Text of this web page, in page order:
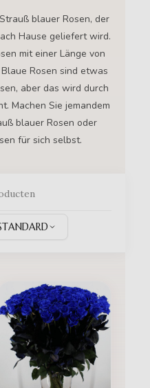
blauer Rosen, der
Hause geliefert wird.
mit einer Länge von
Rosen sind etwas
aber das wird durch
Machen Sie jemandem
blauer Rosen oder
für sich selbst.